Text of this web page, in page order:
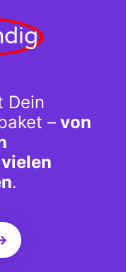
Dein
–von
.